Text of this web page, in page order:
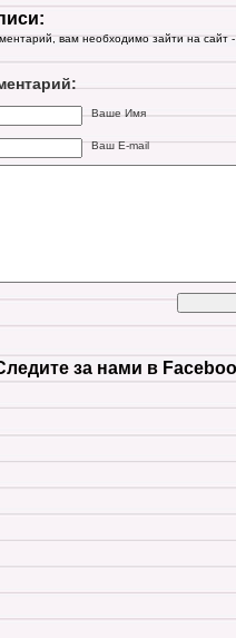
вам необходимо зайти на сайт -
Ваше Имя
Ваш E-mail
за нами в